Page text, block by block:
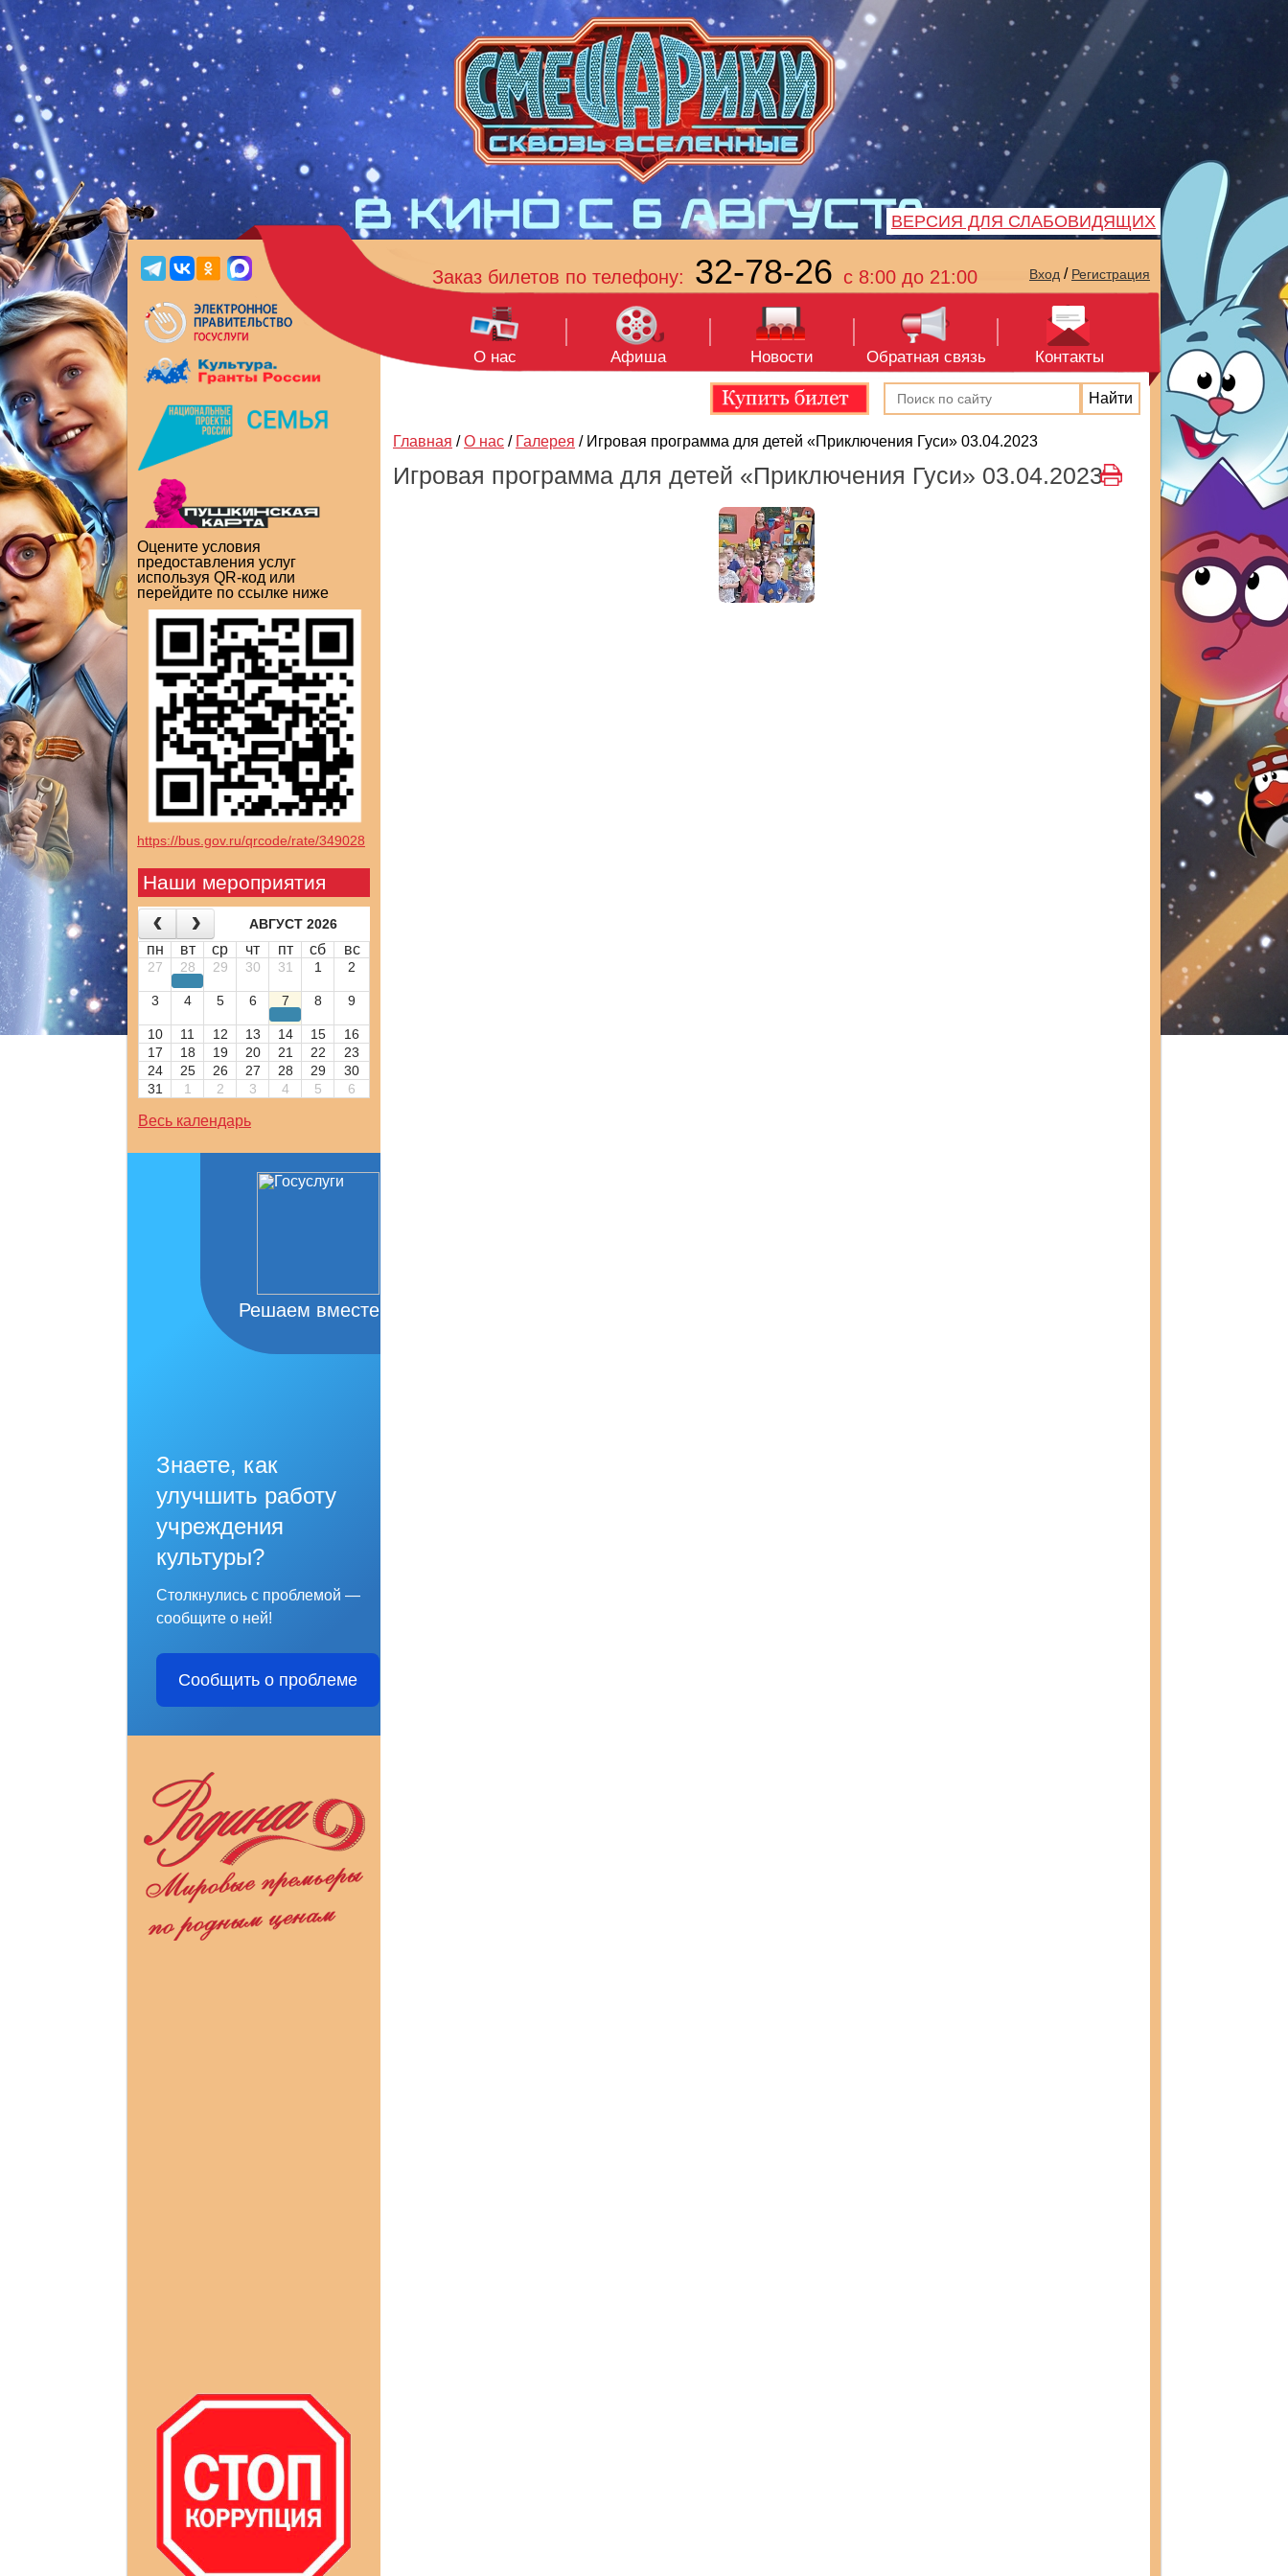
ВЕРСИЯ ДЛЯ СЛАБОВИДЯЩИХ
Оцените условия
предоставления услуг
используя QR-код или
перейдите по ссылке ниже
https://bus.gov.ru/qrcode/rate/349028
Наши мероприятия
АВГУСТ 2026
пн вт ср чт пт сб вс
27 28 29 30 31 1 2
3 4 5 6 7 8 9
10 11 12 13 14 15
16
17
18 19 20 21 22
23
24
25 26 27 28 29
30
31
1 2 3 4 5 6
Весь календарь
Решаем вместе
Знаете, как
улучшить работу
учреждения
культуры?
Столкнулись с проблемой —
сообщите о ней!
Сообщить о проблеме
Заказ билетов по телефону: 32-78-26 с 8:00 до 21:00 Вход / Регистрация
О нас Афиша Новости Обратная связь Контакты
Главная / О нас / Галерея / Игровая программа для детей «Приключения Гуси» 03.04.2023
Игровая программа для детей «Приключения Гуси» 03.04.2023